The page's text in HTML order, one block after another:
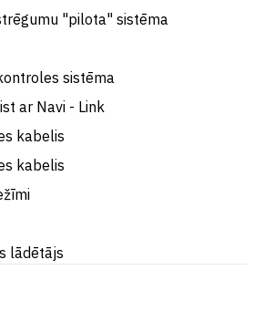
"pilota" sistēma
sistēma
ar Navi - Link
kabelis
kabelis
lādētājs